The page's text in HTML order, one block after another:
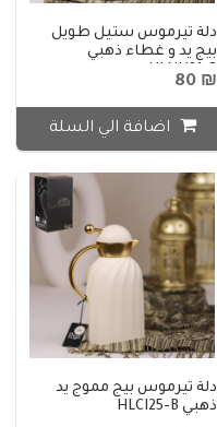
دلة تيرموس ستيل طويل
بيج يد و غطاء ذهبي
HLHH21-B
₪ 80
اضافة الي السلة
دلة تيرموس بيج مموج يد
ذهبي HLCI25-B